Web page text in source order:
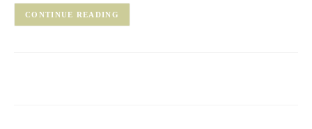
CONTINUE READING